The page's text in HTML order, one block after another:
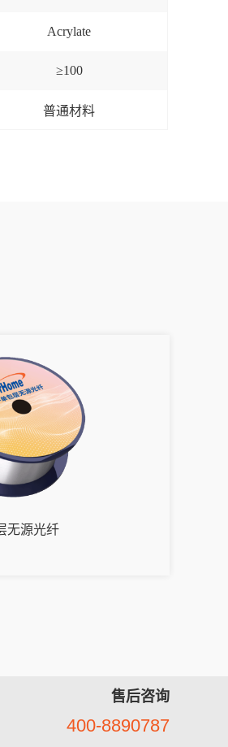
Acrylate
≥100
普通材料
无源光纤
售后咨询
400-8890787